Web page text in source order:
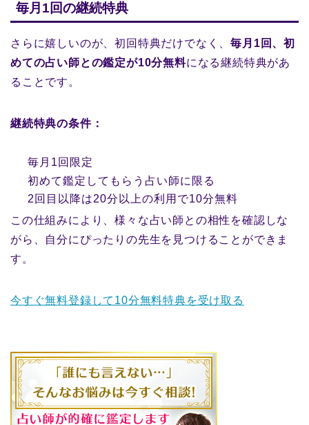
毎月1回の継続特典
さらに嬉しいのが、初回特典だけでなく、毎月1回、初
めての占い師との鑑定が10分無料になる継続特典があ
ることです。
継続特典の条件：
毎月1回限定
初めて鑑定してもらう占い師に限る
2回目以降は20分以上の利用で10分無料
この仕組みにより、様々な占い師との相性を確認しな
がら、自分にぴったりの先生を見つけることができま
す。
今すぐ無料登録して10分無料特典を受け取る